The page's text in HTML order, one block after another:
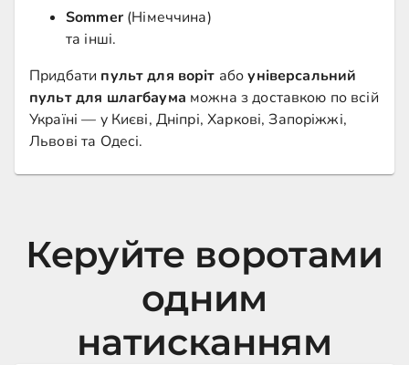
Sommer(Німеччина)
та інші.
Придбати пульт для воріт абоуніверсальний
пульт для шлагбаума можна з доставкою по всій
Україні — у Києві, Дніпрі, Харкові, Запоріжжі,
Львові та Одесі.
Керуйте воротами
одним
натисканням